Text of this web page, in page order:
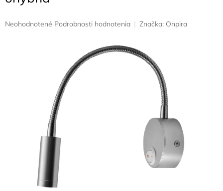
Priemerné
Neohodnotené Podrobnosti hodnotenia Značka: Onpira